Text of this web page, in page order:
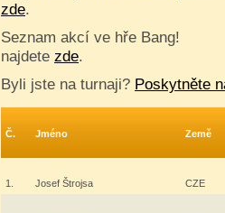
zde.
Seznam akcí ve hře Bang!
najdete zde.
Byli jste na turnaji? Poskytněte
Č. Jméno Země
1. Josef Štrojsa CZE